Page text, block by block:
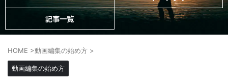
記事一覧
HOME >動画編集の始め方 >
動画編集の始め方